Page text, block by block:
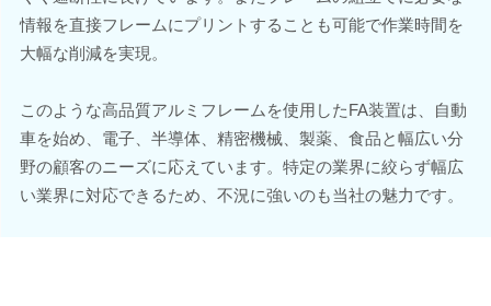
情報を直接フレームにプリントすることも可能で作業時間を
大幅な削減を実現。
このような高品質アルミフレームを使用したFA装置は、自動
車を始め、電子、半導体、精密機械、製薬、食品と幅広い分
野の顧客のニーズに応えています。特定の業界に絞らず幅広
い業界に対応できるため、不況に強いのも当社の魅力です。